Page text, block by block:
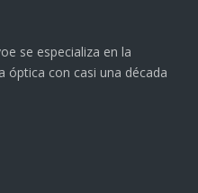
se especializa en la
óptica con casi una década